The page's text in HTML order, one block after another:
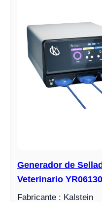
Generador de
Veterinario YR06130
Fabricante : Kalstein